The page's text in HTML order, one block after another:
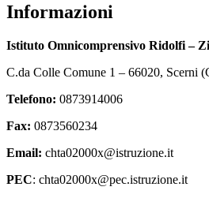
Informazioni
Istituto Omnicomprensivo Ridolfi –
C.da Colle Comune 1 – 66020, Scerni
Telefono: 0873914006
Fax: 0873560234
Email: chta02000x@istruzione.it
PEC: chta02000x@pec.istruzione.it